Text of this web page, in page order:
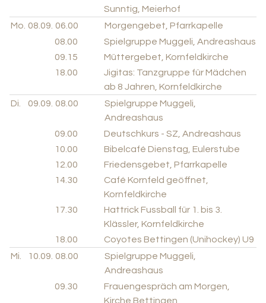
Sunntig, Meierhof
Mo. 08.09. 06.00
Morgengebet, Pfarrkapelle
08.00
Spielgruppe Muggeli, Andreashaus
09.15
Müttergebet, Kornfeldkirche
18.00
Jigitas: Tanzgruppe für Mädchen
ab 8 Jahren, Kornfeldkirche
Di.
09.09. 08.00
Spielgruppe Muggeli,
Andreashaus
09.00
Deutschkurs - SZ, Andreashaus
10.00
Bibelcafé Dienstag, Eulerstube
12.00
Friedensgebet, Pfarrkapelle
14.30
Café Kornfeld geöffnet,
Kornfeldkirche
17.30
Hattrick Fussball für 1. bis 3.
Klässler, Kornfeldkirche
18.00
Coyotes Bettingen (Unihockey) U9
Mi.
10.09. 08.00
Spielgruppe Muggeli,
Andreashaus
09.30
Frauengespräch am Morgen,
Kirche Bettingen